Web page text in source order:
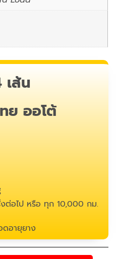
เส้น
ย ออโต้
ต่อไป หรือ ทุก 10,000 กม.
ดอายุยาง